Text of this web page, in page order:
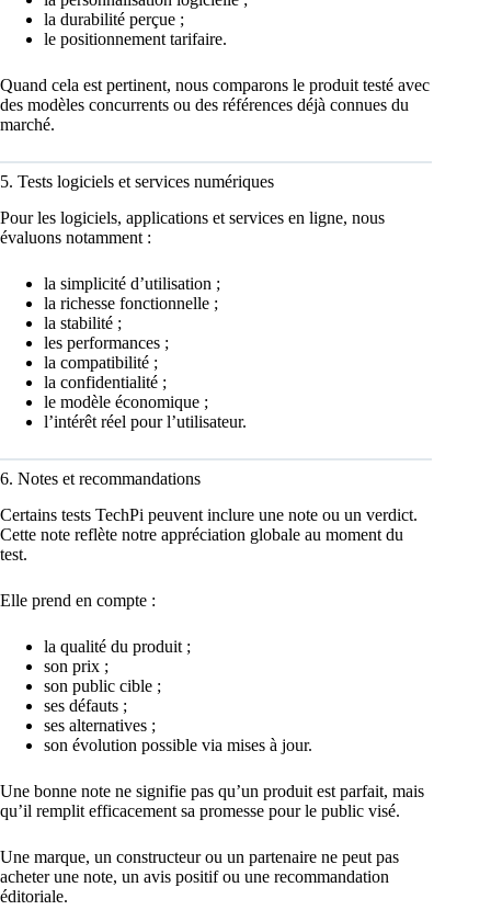
la durabilité perçue ;
le positionnement tarifaire.
Quand cela est pertinent, nous comparons le produit testé avec
des modèles concurrents ou des références déjà connues du
marché.
5. Tests logiciels et services numériques
Pour les logiciels, applications et services en ligne, nous
évaluons notamment :
la simplicité d’utilisation ;
la richesse fonctionnelle ;
la stabilité ;
les performances ;
la compatibilité ;
la confidentialité ;
le modèle économique ;
l’intérêt réel pour l’utilisateur.
6. Notes et recommandations
Certains tests TechPi peuvent inclure une note ou un verdict.
Cette note reflète notre appréciation globale au moment du
test.
Elle prend en compte :
la qualité du produit ;
son prix ;
son public cible ;
ses défauts ;
ses alternatives ;
son évolution possible via mises à jour.
Une bonne note ne signifie pas qu’un produit est parfait, mais
qu’il remplit efficacement sa promesse pour le public visé.
Une marque, un constructeur ou un partenaire ne peut pas
acheter une note, un avis positif ou une recommandation
éditoriale.